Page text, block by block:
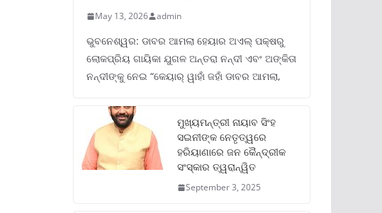
May 13, 2026 admin
ଭୁବନେଶ୍ୱର: ଡାବର ଆମଲା ହେୟାର ଅଏଲ୍ ପକ୍ଷରୁ
ଲୋକପ୍ରିୟ ଗାୟିକା ଯୁଗଳ ଅନ୍ତରା ନନ୍ଦୀ ଏବଂ ଅଙ୍କିତା
ନନ୍ଦୀଙ୍କୁ ନେଇ “କେୟାର୍ ୱାହାଁ ଜହାଁ ଡାବର ଆମଲା,
ମୁଖ୍ୟମନ୍ତ୍ରୀ ନାୟାବ ସିଂହ
ସଇନୀଙ୍କ ନେତୃତ୍ୱରେ
ହରିୟାଣାରେ ଜନ କୈନ୍ଦ୍ରୀକ
ସଂସ୍କାର ତ୍ୱରାନ୍ୱିତ
September 3, 2025